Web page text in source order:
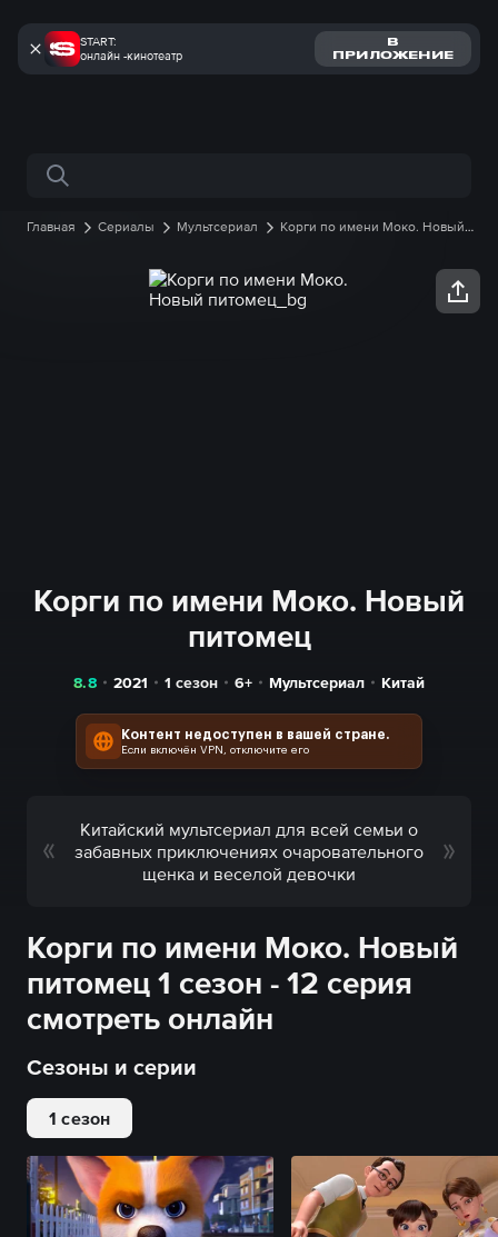
START:
онлайн -кинотеатр
В
ПРИЛОЖЕНИЕ
Поиск по сайту
Главная Сериалы Мультсериал
Корги по имени Моко. Новый
Корги по имени Моко. Новый
питомец
8.8 2021 1 сезон 6+ Мультсериал Китай
Контент недоступен в вашей стране.
Если включён VPN, отключите его
Китайский мультсериал для всей семьи о
забавных приключениях очаровательного
щенка и веселой девочки
Корги по имени Моко. Новый
питомец 1 сезон - 12 серия
смотреть онлайн
Сезоны и серии
1 сезон